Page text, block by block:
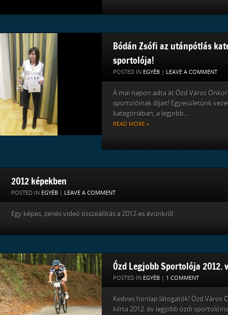
Bódán Zsófi az utánpótlás
sportolója!
POSTED IN EGYÉB LEAVE A COMMENT
A mai napon adta át Ózd Város
sportolóinak díjait! Egyesületünk
kategóriában, a legjobb...
READ MORE »
2012 képekben
POSTED IN EGYÉB LEAVE A COMMENT
Egy képes, zenés videó összeállítás a 2012-es évünkről:
Ózd Legjobb Sportolója 2012.
POSTED IN EGYÉB 1 COMMENT
Kedves honlap látogatók! Ózd Város
kiírta 2012. év legjobb ózdi